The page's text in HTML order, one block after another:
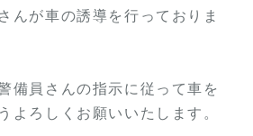
んが車の誘導を行っておりま
備員さんの指示に従って車を
よろしくお願いいたします。